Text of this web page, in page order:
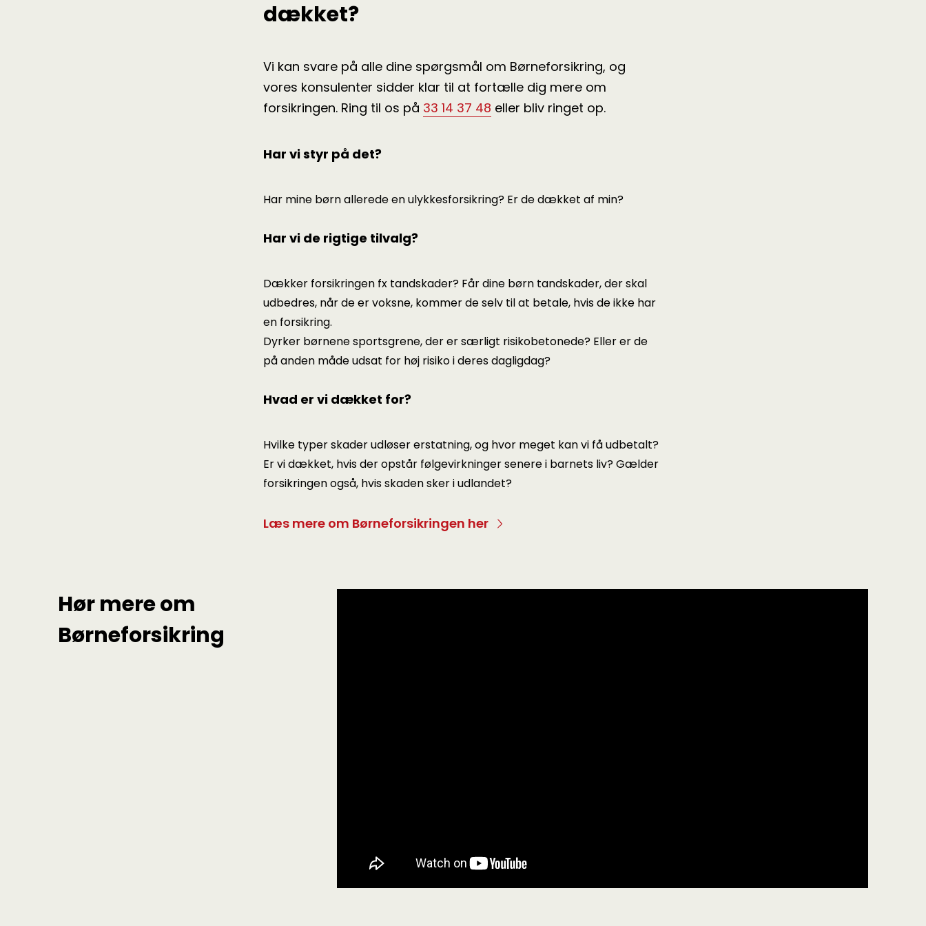
dækket?
Vi kan svare på alle dine spørgsmål om Børneforsikring, og
vores konsulenter sidder klar til at fortælle dig mere om
forsikringen. Ring til os på 33 14 37 48 eller bliv ringet op.
Har vi styr på det?
Har mine børn allerede en ulykkesforsikring? Er de dækket af min?
Har vi de rigtige tilvalg?
Dækker forsikringen fx tandskader? Får dine børn tandskader, der skal
udbedres, når de er voksne, kommer de selv til at betale, hvis de ikke har
en forsikring.
Dyrker børnene sportsgrene, der er særligt risikobetonede? Eller er de
på anden måde udsat for høj risiko i deres dagligdag?
Hvad er vi dækket for?
Hvilke typer skader udløser erstatning, og hvor meget kan vi få udbetalt?
Er vi dækket, hvis der opstår følgevirkninger senere i barnets liv? Gælder
forsikringen også, hvis skaden sker i udlandet?
Læs mere om Børneforsikringen her
Hør mere om
Børneforsikring